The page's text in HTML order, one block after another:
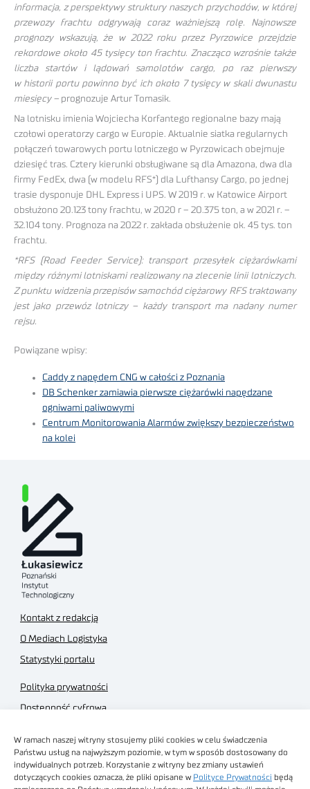
W ramach naszej witryny stosujemy pliki cookies w celu świadczenia
Państwu usług na najwyższym poziomie, w tym w sposób dostosowany do
indywidualnych potrzeb. Korzystanie z witryny bez zmiany ustawień
dotyczących cookies oznacza, że pliki opisane w Polityce Prywatności będą
informacja, z perspektywy struktury naszych przychodów, w której
przewozy frachtu odgrywają coraz ważniejszą rolę. Najnowsze
prognozy wskazują, że w 2022 roku przez Pyrzowice przejdzie
rekordowe około 45 tysięcy ton frachtu. Znacząco wzrośnie także
liczba startów i lądowań samolotów cargo, po raz pierwszy
w historii portu powinno być ich około 7 tysięcy w skali dwunastu
miesięcy – prognozuje Artur Tomasik.
Na lotnisku imienia Wojciecha Korfantego regionalne bazy mają
czołowi operatorzy cargo w Europie. Aktualnie siatka regularnych
połączeń towarowych portu lotniczego w Pyrzowicach obejmuje
dziesięć tras. Cztery kierunki obsługiwane są dla Amazona, dwa dla
firmy FedEx, dwa (w modelu RFS*) dla Lufthansy Cargo, po jednej
trasie dysponuje DHL Express i UPS. W 2019 r. w Katowice Airport
obsłużono 20.123 tony frachtu, w 2020 r – 20.375 ton, a w 2021 r. –
32.104 tony. Prognoza na 2022 r. zakłada obsłużenie ok. 45 tys. ton
frachtu.
*RFS (Road Feeder Service): transport przesyłek ciężarówkami
między różnymi lotniskami realizowany na zlecenie linii lotniczych.
Z punktu widzenia przepisów samochód ciężarowy RFS traktowany
jest jako przewóz lotniczy – każdy transport ma nadany numer
rejsu.
Powiązane wpisy:
Caddy z napędem CNG w całości z Poznania
DB Schenker zamiawia pierwsze ciężarówki napędzane
ogniwami paliwowymi
Centrum Monitorowania Alarmów zwiększy bezpieczeństwo
na kolei
Kontakt z redakcją
O Mediach Logistyka
Statystyki portalu
Polityka prywatności
Dostępność cyfrowa
Regulamin sklepu